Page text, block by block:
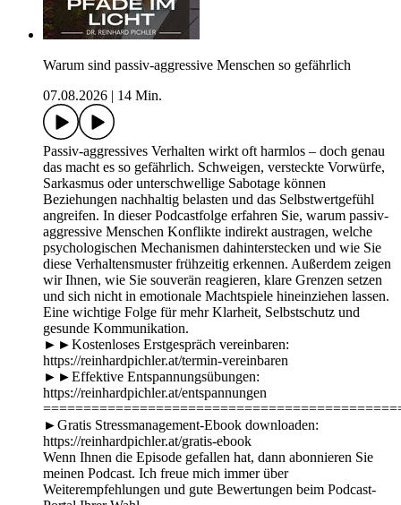
Warum sind passiv-aggressive Menschen so gefährlich
07.08.2026
14 Min.
Passiv-aggressives Verhalten wirkt oft harmlos – doch genau
das macht es so gefährlich. Schweigen, versteckte Vorwürfe,
Sarkasmus oder unterschwellige Sabotage können
Beziehungen nachhaltig belasten und das Selbstwertgefühl
angreifen. In dieser Podcastfolge erfahren Sie, warum passiv-
aggressive Menschen Konflikte indirekt austragen, welche
psychologischen Mechanismen dahinterstecken und wie Sie
diese Verhaltensmuster frühzeitig erkennen. Außerdem zeigen
wir Ihnen, wie Sie souverän reagieren, klare Grenzen setzen
und sich nicht in emotionale Machtspiele hineinziehen lassen.
Eine wichtige Folge für mehr Klarheit, Selbstschutz und
gesunde Kommunikation.
►►Kostenloses Erstgespräch vereinbaren:
https://reinhardpichler.at/termin-vereinbaren
►►Effektive Entspannungsübungen:
https://reinhardpichler.at/entspannungen
►Gratis Stressmanagement-Ebook downloaden:
https://reinhardpichler.at/gratis-ebook
Wenn Ihnen die Episode gefallen hat, dann abonnieren Sie
meinen Podcast. Ich freue mich immer über
Weiterempfehlungen und gute Bewertungen beim Podcast-